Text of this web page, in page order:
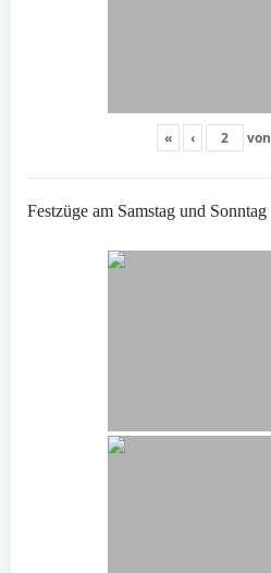
« ‹ von
Festzüge am Samstag und Sonntag